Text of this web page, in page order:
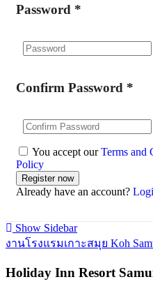
Password *
Confirm Password *
You accept ourTerms and
Policy
Already have an account?
Show Sidebar
งานโรงแรมเกาะสมุย Koh
Holiday Inn Resort